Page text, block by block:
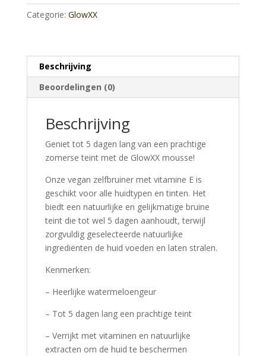
Glove
aantal
Categorie: GlowXX
Beschrijving
Beoordelingen (0)
Beschrijving
Geniet tot 5 dagen lang van een prachtige
zomerse teint met de GlowXX mousse!
Onze vegan zelfbruiner met vitamine E is
geschikt voor alle huidtypen en tinten. Het
biedt een natuurlijke en gelijkmatige bruine
teint die tot wel 5 dagen aanhoudt, terwijl
zorgvuldig geselecteerde natuurlijke
ingrediënten de huid voeden en laten stralen.
Kenmerken:
– Heerlijke watermeloengeur
– Tot 5 dagen lang een prachtige teint
– Verrijkt met vitaminen en natuurlijke
extracten om de huid te beschermen